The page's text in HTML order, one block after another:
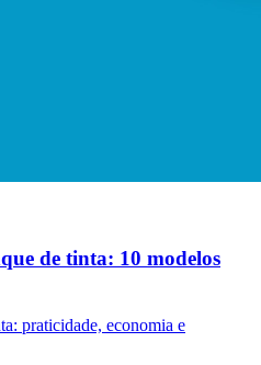
de tinta: 10 modelos
praticidade, economia e